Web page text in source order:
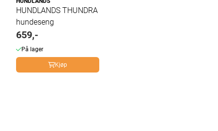
HUNDLANDS THUNDRA
hundeseng
659,-
På lager
Kjøp